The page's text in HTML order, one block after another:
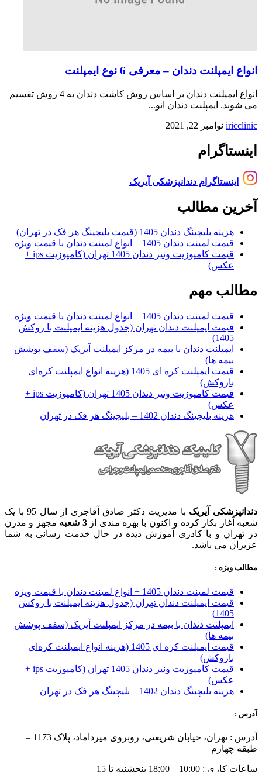
انواع ایمپلنت دندان – معرفی 6 نوع ایمپلنت
انواع ایمپلنت دندان بر اساس روش کاشت دندان به 4 روش تقسیم
می شوند. ایمپلنت دندان انو...
iricclinic نوامبر 22, 2021
اینستاگرام
اینستاگرام دندانپزشکی آیریک
آخرین مطالب
هزینه بلیچینگ دندان 1405 (قیمت بلیچینگ هر فک در تهران)
قیمت لمینت دندان 1405 + انواع لمینت دندان با قیمت ویژه
قیمت کامپوزیت ونیر دندان 1405 تهران (کامپوزیت ips +
عکس)
مطالب مهم
قیمت لمینت دندان 1405 + انواع لمینت دندان با قیمت ویژه
قیمت ایمپلنت دندان تهران (جدول هزینه ایمپلنت با روکش
1405)
ایمپلنت دندان با بیمه در مرکز ایمپلنت آیریک (سقف پوشش
بیمه ها)
قیمت ایمپلنت کره ای‌ 1405 (هزینه انواع ایمپلنت کره‌ای
با‌روکش)
قیمت کامپوزیت ونیر دندان 1405 تهران (کامپوزیت ips +
عکس)
هزینه بلیچینگ دندان 1402 – بلیچینگ هر فک در تهران
دندانپزشکی آیریک
با مدیریت دکتر صادق آقاجری از سال 95 با یک
شعبه آغاز بکار کرده و اکنون با بهره مندی از3 شعبه
مجهز و مدرن
در تهران و با کادری آموزش دیده در حال خدمت رسانی به شما
عزیزان می باشد.
مطالب ویژه :
قیمت لمینت دندان 1405 + انواع لمینت دندان با قیمت ویژه
قیمت ایمپلنت دندان تهران (جدول هزینه ایمپلنت با روکش
1405)
ایمپلنت دندان با بیمه در مرکز ایمپلنت آیریک (سقف پوشش
بیمه ها)
قیمت ایمپلنت کره ای‌ 1405 (هزینه انواع ایمپلنت کره‌ای
با‌روکش)
قیمت کامپوزیت ونیر دندان 1405 تهران (کامپوزیت ips +
عکس)
هزینه بلیچینگ دندان 1402 – بلیچینگ هر فک در تهران
آدرس :
آدرس : تهران، خیابان شریعتی، روبروی میرداماد، پلاک 1173 –
طبقه چهارم
ساعات کاری : 10:00 – 18:00 پنجشنبه تا 15